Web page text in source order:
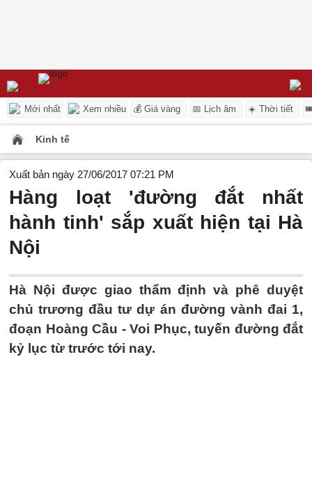
Mới nhất Xem nhiều 💰 Giá vàng 📅 Lịch âm ☀️ Thời tiết
Kinh tế
Xuất bản ngày 27/06/2017 07:21 PM
Hàng loạt 'đường đắt nhất
hành tinh' sắp xuất hiện tại Hà
Nội
Hà Nội được giao thẩm định và phê duyệt
chủ trương đầu tư dự án đường vành đai 1,
đoạn Hoàng Cầu - Voi Phục, tuyến đường đắt
kỷ lục từ trước tới nay.